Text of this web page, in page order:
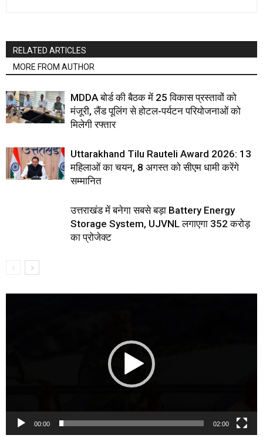
RELATED ARTICLES
MORE FROM AUTHOR
MDDA बोर्ड की बैठक में 25 विकास प्रस्तावों को
मंजूरी, लैंड पूलिंग से होटल-पर्यटन परियोजनाओं को
मिलेगी रफ्तार
Uttarakhand Tilu Rauteli Award 2026: 13
महिलाओं का चयन, 8 अगस्त को सीएम धामी करेंगे
सम्मानित
उत्तराखंड में बनेगा सबसे बड़ा Battery Energy
Storage System, UJVNL लगाएगा 352 करोड़
का प्रोजेक्ट
00:00 02:00